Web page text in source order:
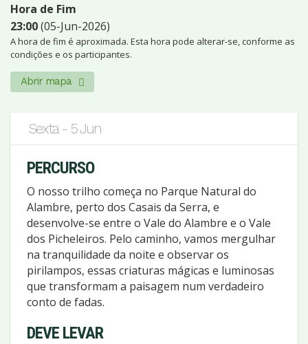
Hora de Fim
23:00(05-Jun-2026)
A hora de fim é aproximada. Esta hora pode alterar-se, conforme as
condições e os participantes.
Abrir mapa
Sexta - 5 Jun
PERCURSO
O nosso trilho começa no Parque Natural do
Alambre, perto dos Casais da Serra, e
desenvolve-se entre o Vale do Alambre e o Vale
dos Picheleiros. Pelo caminho, vamos mergulhar
na tranquilidade da noite e observar os
pirilampos, essas criaturas mágicas e luminosas
que transformam a paisagem num verdadeiro
conto de fadas.
DEVE LEVAR